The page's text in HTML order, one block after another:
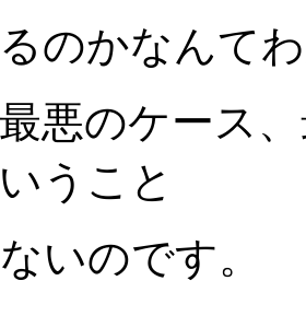
のかなんて
悪のケース
うこと
いのです。